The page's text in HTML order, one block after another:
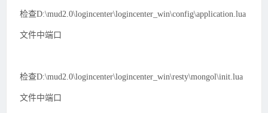
检查D:\mud2.0\logincenter\logincenter_win\config\application.lua
文件中端口
检查D:\mud2.0\logincenter\logincenter_win\resty\mongol\init.lua
文件中端口